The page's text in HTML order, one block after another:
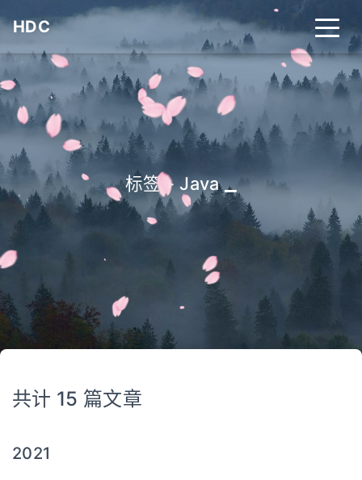
HDC
标签 - Java_
共计 15 篇文章
2021